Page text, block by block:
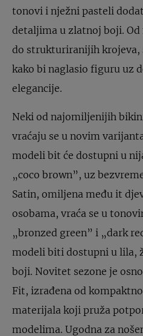
tonovi i nježni pasteli
detaljima u zlatnoj boji.
do strukturiranijih krojeva,
kako bi naglasio figuru uz
elegancije.
Neki od najomiljenijih
vraćaju se u novim
modeli bit će dostupni u
„coco brown”, uz
Satin, omiljena među it
osobama, vraća se u
„bronzed green” i „dark
modeli biti dostupni u lila,
boji. Novitet sezone je
Fit, izrađena od
materijala koji pruža
modelima. Ugodna za